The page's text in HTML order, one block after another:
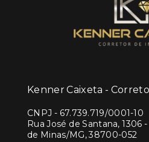
Kenner Caixeta -
CNPJ - 67.739.719/0001-10
Rua José de Santana, 1306
de Minas/MG, 38700-052